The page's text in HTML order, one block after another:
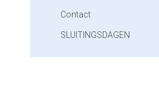
Contact
SLUITINGSDAGEN